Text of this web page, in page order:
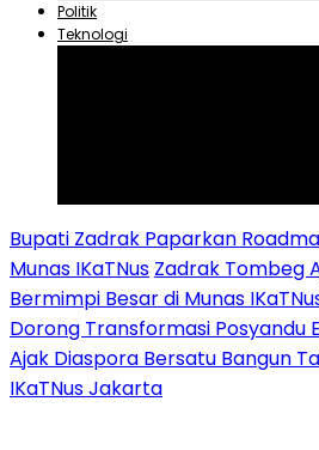
Politik
Teknologi
Bupati Zadrak Paparkan
Munas IKaTNus Zadrak Tombeg
Bermimpi Besar di Munas
Dorong Transformasi Posyandu
Ajak Diaspora Bersatu Bangun
IKaTNus Jakarta